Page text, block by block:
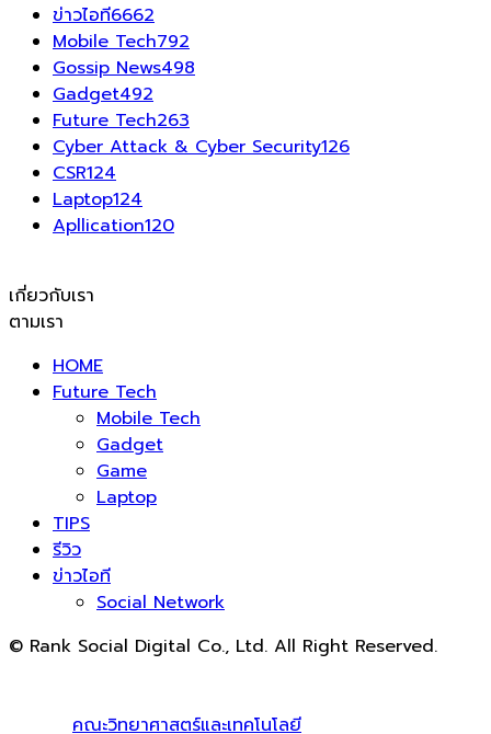
ข่าวไอที6662
Mobile Tech792
Gossip News498
Gadget492
Future Tech263
Cyber Attack & Cyber Security126
CSR124
Laptop124
Apllication120
เกี่ยวกับเรา
ตามเรา
HOME
Future Tech
Mobile Tech
Gadget
Game
Laptop
TIPS
รีวิว
ข่าวไอที
Social Network
© Rank Social Digital Co., Ltd. All Right Reserved.
คณะวิทยาศาสตร์และเทคโนโลยี